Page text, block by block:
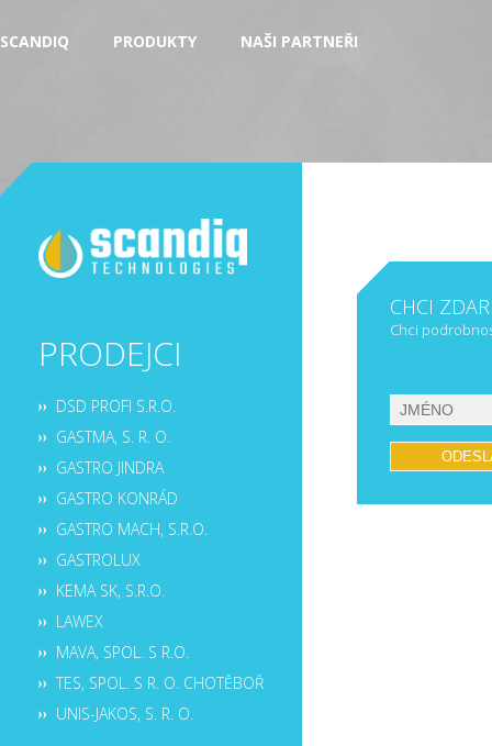
SCANDIQ PRODUKTY NAŠI PARTNEŘI
PRODEJCI
DSD PROFI S.R.O.
GASTMA, S. R. O.
GASTRO JINDRA
GASTRO KONRÁD
GASTRO MACH, S.R.O.
GASTROLUX
KEMA SK, S.R.O.
LAWEX
MAVA, SPOL. S R.O.
TES, SPOL. S R. O. CHOTĚBOŘ
UNIS-JAKOS, S. R. O.
CHCI
Chci